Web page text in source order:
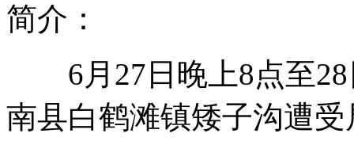
航天员返回后首顿午餐将吃萝卜羊肉
简介：
6月27日晚上8点至28
南县白鹤滩镇矮子沟遭